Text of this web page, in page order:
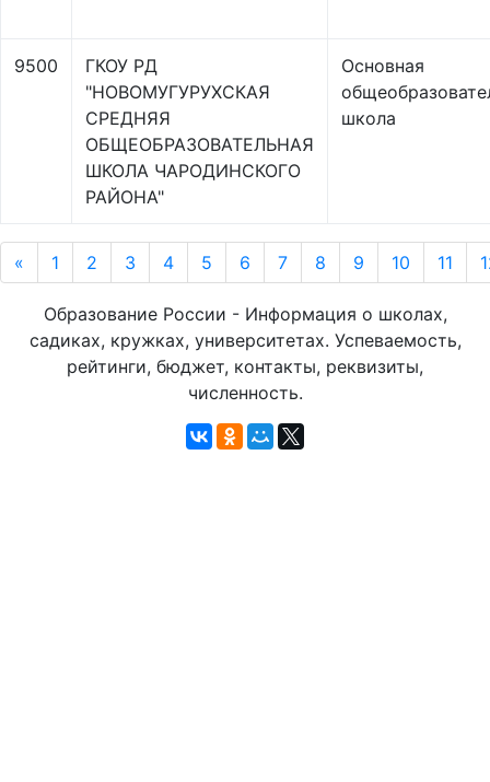
9500
ГКОУ РД
"НОВОМУГУРУХСКАЯ
СРЕДНЯЯ
ОБЩЕОБРАЗОВАТЕЛЬНАЯ
ШКОЛА ЧАРОДИНСКОГО
РАЙОНА"
Основная
школа
« 1 2 3 4 5 6 7 8 9 10 11
Образование России - Информация о школах,
садиках, кружках, университетах. Успеваемость,
рейтинги, бюджет, контакты, реквизиты,
численность.